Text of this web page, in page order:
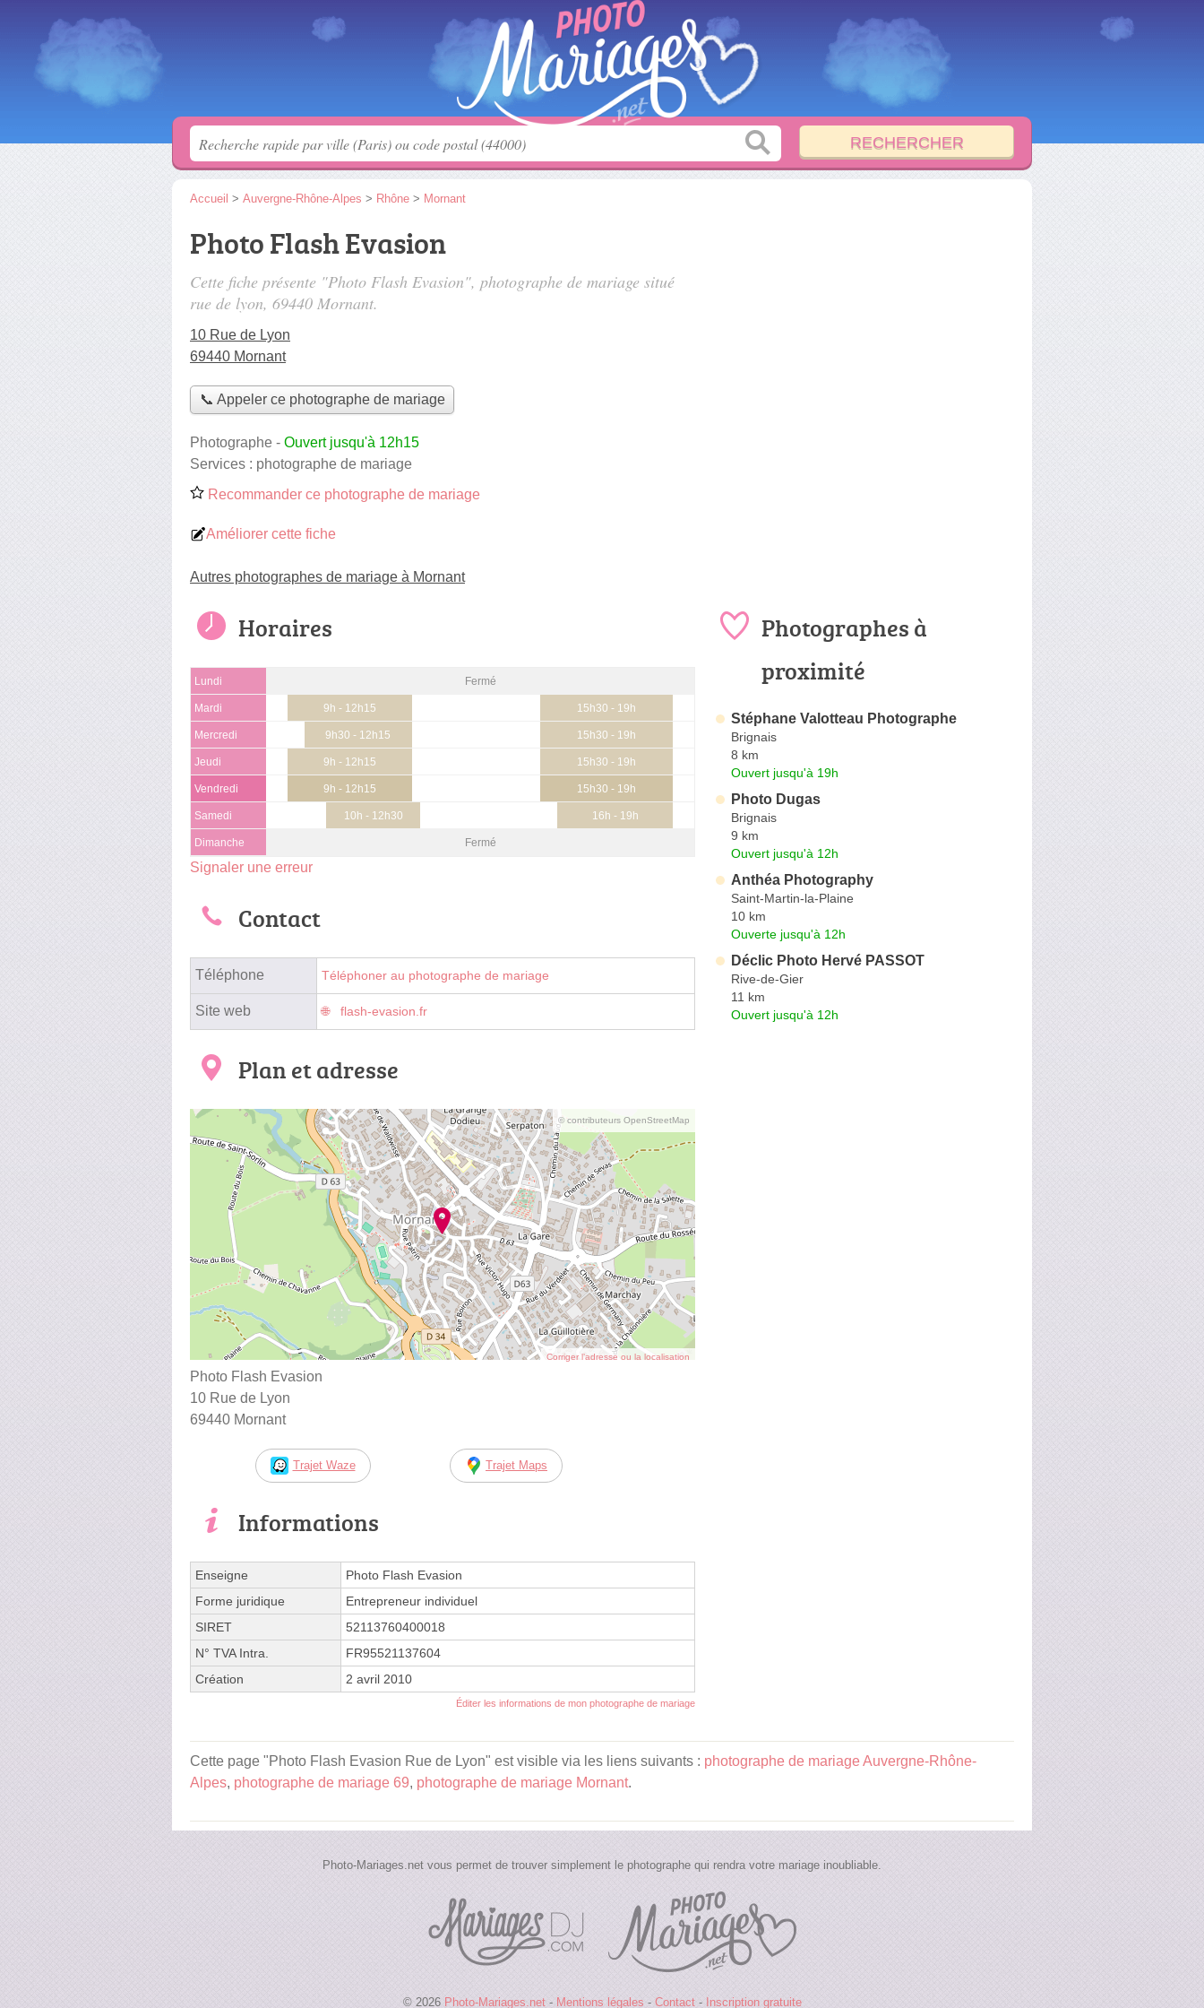
Accueil > Auvergne-Rhône-Alpes > Rhône > Mornant
Photo Flash Evasion
Cette fiche présente "Photo Flash Evasion", photographe de mariage situé
rue de lyon, 69440 Mornant.
10 Rue de Lyon
69440 Mornant
📞 Appeler ce photographe de mariage
Photographe - Ouvert jusqu'à 12h15
Services : photographe de mariage
Recommander ce photographe de mariage
Améliorer cette fiche
Autres photographes de mariage à Mornant
Horaires
Lundi Fermé
Mardi 9h - 12h15 15h30 - 19h
Mercredi 9h30 - 12h15 15h30 - 19h
Jeudi 9h - 12h15 15h30 - 19h
Vendredi 9h - 12h15 15h30 - 19h
Samedi 10h - 12h30 16h - 19h
Dimanche Fermé
Signaler une erreur
Contact
Téléphone Téléphoner au photographe de mariage
Site web flash-evasion.fr
Plan et adresse
© contributeurs OpenStreetMap
Corriger l’adresse ou la localisation
Photo Flash Evasion
10 Rue de Lyon
69440 Mornant
Trajet Waze Trajet Maps
Informations
Enseigne
Photo Flash Evasion
Forme juridique
Entrepreneur individuel
SIRET
52113760400018
N° TVA Intra.
FR95521137604
Création
2 avril 2010
Éditer les informations de mon photographe de mariage
Photographes à
proximité
Stéphane Valotteau Photographe
Brignais
8 km
Ouvert jusqu'à 19h
Photo Dugas
Brignais
9 km
Ouvert jusqu'à 12h
Anthéa Photography
Saint-Martin-la-Plaine
10 km
Ouverte jusqu'à 12h
Déclic Photo Hervé PASSOT
Rive-de-Gier
11 km
Ouvert jusqu'à 12h
Cette page "Photo Flash Evasion Rue de Lyon" est visible via les liens suivants : photographe de mariage Auvergne-Rhône-
Alpes, photographe de mariage 69, photographe de mariage Mornant.
Photo-Mariages.net vous permet de trouver simplement le photographe qui rendra votre mariage inoubliable.
© 2026 Photo-Mariages.net - Mentions légales - Contact- Inscription gratuite